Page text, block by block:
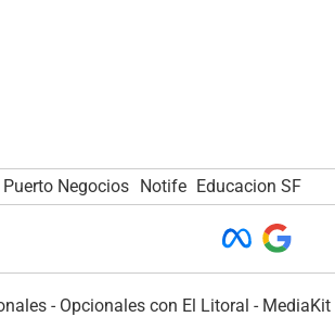
Puerto Negocios Notife Educacion SF
- Opcionales con El Litoral - MediaKit